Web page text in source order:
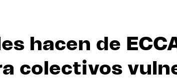
hacen de
colectivos